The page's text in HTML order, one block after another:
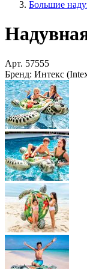
Большие
Арт. 57555
Бренд: Интекс